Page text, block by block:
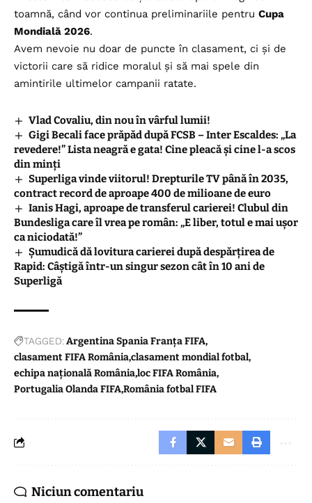
toamnă, când vor continua preliminariile pentru Cupa
Mondială 2026.
Avem nevoie nu doar de puncte în clasament, ci și de
victorii care să ridice moralul și să mai spele din
amintirile ultimelor campanii ratate.
Vlad Covaliu, din nou în vârful lumii!
Gigi Becali face prăpăd după FCSB – Inter Escaldes: „La
revedere!” Lista neagră e gata! Cine pleacă și cine l-a scos
din minți
Superliga vinde viitorul! Drepturile TV până în 2035,
contract record de aproape 400 de milioane de euro
Ianis Hagi, aproape de transferul carierei! Clubul din
Bundesliga care îl vrea pe român: „E liber, totul e mai ușor
ca niciodată!”
Șumudică dă lovitura carierei după despărțirea de
Rapid: Câștigă într-un singur sezon cât în 10 ani de
Superligă
TAGGED:Argentina Spania Franța FIFA
clasament FIFA Româniaclasament mondial fotbal
echipa națională Românialoc FIFA România
Portugalia Olanda FIFARomânia fotbal FIFA
Niciun comentariu